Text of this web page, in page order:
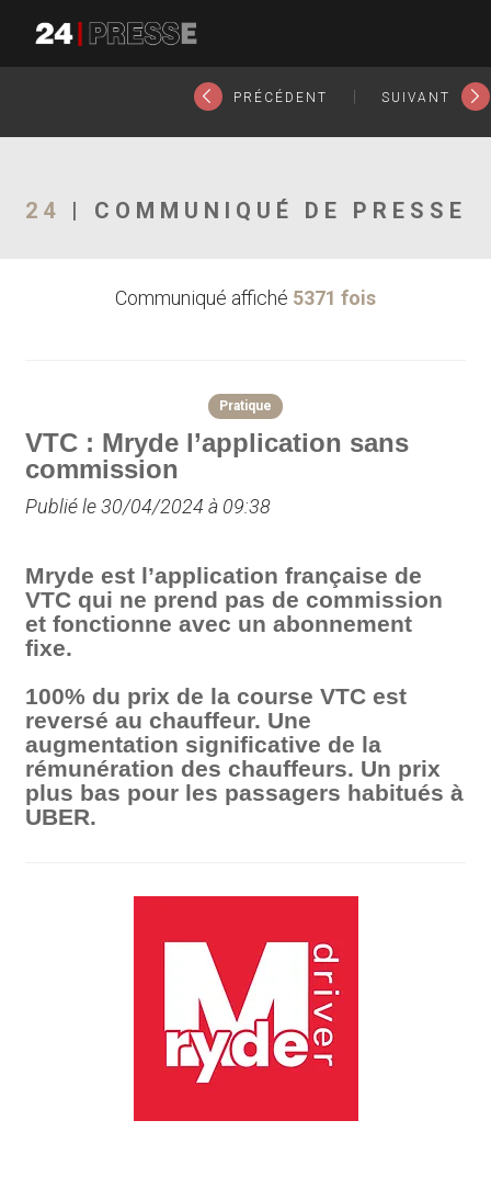
Communiqués de
PRÉCÉDENT SUIVANT
24 | COMMUNIQUÉ DE PRESSE
Communiqué affiché 5371 fois
Pratique
VTC : Mryde l’application sans
commission
Publié le 30/04/2024 à 09:38
Mryde est l’application française de
VTC qui ne prend pas de commission
et fonctionne avec un abonnement
fixe.
100% du prix de la course VTC est
reversé au chauffeur. Une
augmentation significative de la
rémunération des chauffeurs. Un prix
plus bas pour les passagers habitués à
UBER.